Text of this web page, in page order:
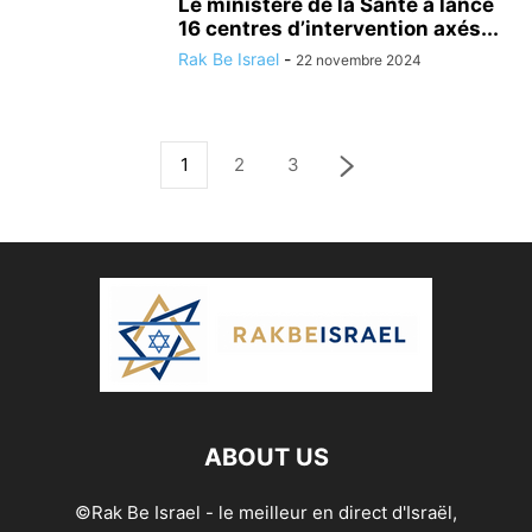
Le ministère de la Santé a lancé
16 centres d’intervention axés...
Rak Be Israel - 22 novembre 2024
1 2 3
ABOUT US
©Rak Be Israel - le meilleur en direct d'Israël,